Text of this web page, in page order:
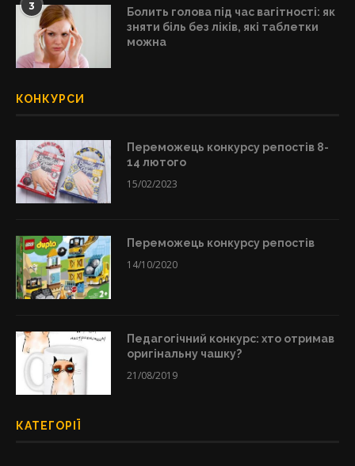
3
Болить голова під час вагітності: як
зняти біль без ліків, які таблетки
можна
КОНКУРСИ
Переможець конкурсу репостів 8-
14 лютого
15/02/2023
Переможець конкурсу репостів
14/10/2020
Педагогічний конкурс: хто отримав
оригінальну чашку?
21/08/2019
КАТЕГОРІЇ